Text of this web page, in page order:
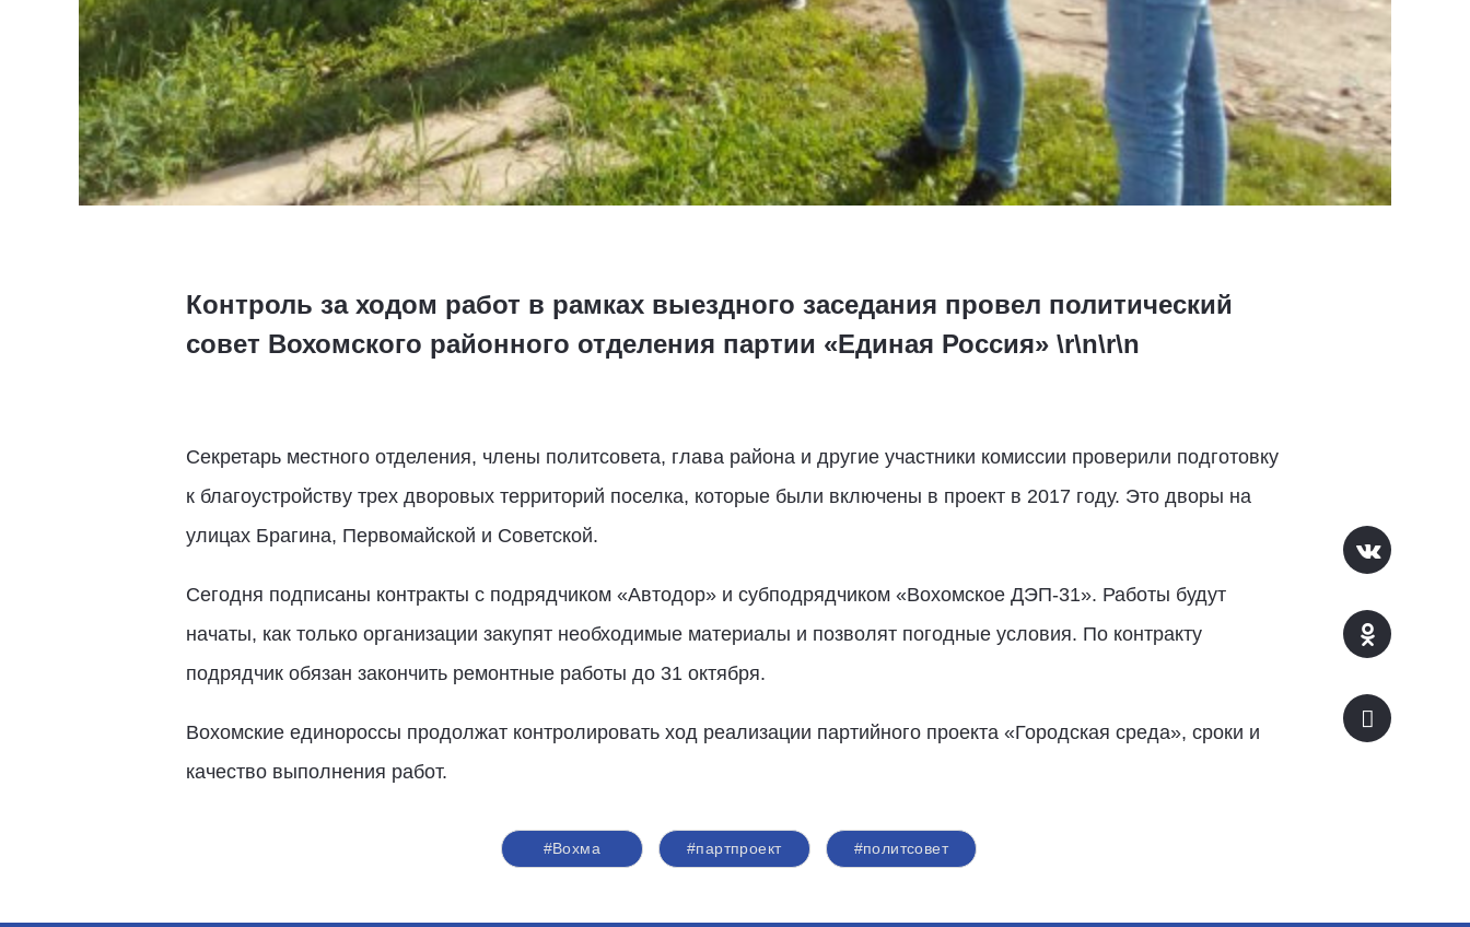
Контроль за ходом работ в рамках выездного заседания провел политический
совет Вохомского районного отделения партии «Единая Россия» \r\n\r\n
Секретарь местного отделения, члены политсовета, глава района и другие участники комиссии проверили подготовку
к благоустройству трех дворовых территорий поселка, которые были включены в проект в 2017 году. Это дворы на
улицах Брагина, Первомайской и Советской.
Сегодня подписаны контракты с подрядчиком «Автодор» и субподрядчиком «Вохомское ДЭП-31». Работы будут
начаты, как только организации закупят необходимые материалы и позволят погодные условия. По контракту
подрядчик обязан закончить ремонтные работы до 31 октября.
Вохомские единороссы продолжат контролировать ход реализации партийного проекта «Городская среда», сроки и
качество выполнения работ.
#Вохма #партпроект #политсовет